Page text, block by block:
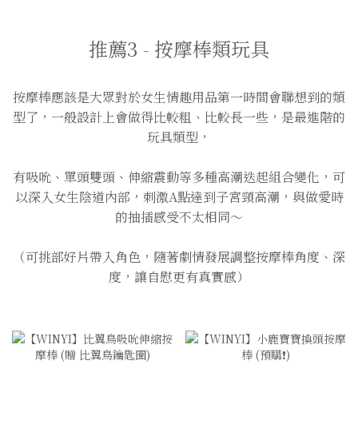
推薦3 - 按摩棒類玩具
按摩棒應該是大眾對於女生情趣用品第一時間會聯想到的類
型了，一般設計上會做得比較粗、比較長一些，是最進階的
玩具類型，
有吸吮、單頭雙頭、伸縮震動等多種高潮迭起組合變化，可
以深入女生陰道內部，刺激A點達到子宮頸高潮，與做愛時
的抽插感受不太相同～
（可挑部好片帶入角色，隨著劇情發展調整按摩棒角度、深
度，讓自慰更有真實感）